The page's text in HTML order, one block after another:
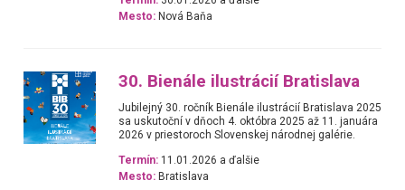
Mesto: Nová Baňa
30. Bienále ilustrácií Bratislava
Jubilejný 30. ročník Bienále ilustrácií Bratislava 2025
sa uskutoční v dňoch 4. októbra 2025 až 11. januára
2026 v priestoroch Slovenskej národnej galérie.
Termín: 11.01.2026 a ďalšie
Mesto: Bratislava